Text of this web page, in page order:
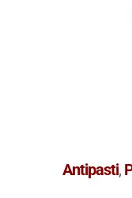
Antipasti,